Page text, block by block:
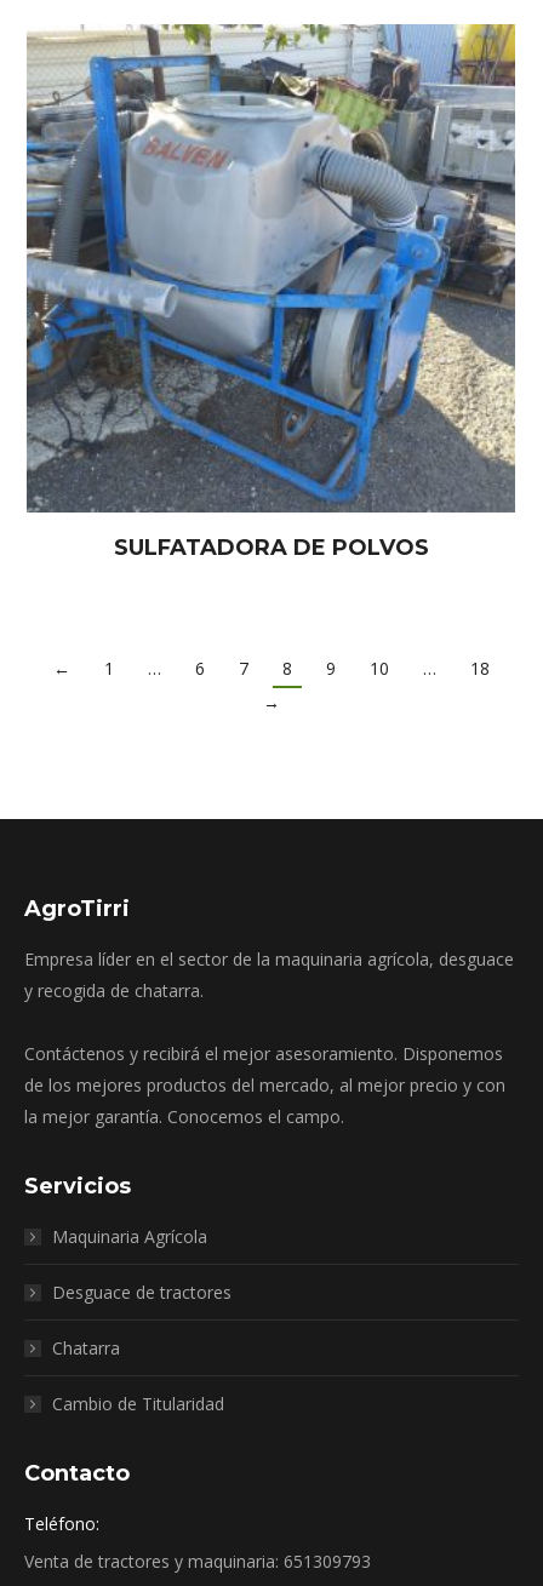
SULFATADORA DE POLVOS
← 1 … 6 7 8 9 10 …
18
→
AgroTirri
Empresa líder en el sector de la maquinaria agrícola, desguace
y recogida de chatarra.
Contáctenos y recibirá el mejor asesoramiento. Disponemos
de los mejores productos del mercado, al mejor precio y con
la mejor garantía. Conocemos el campo.
Servicios
Maquinaria Agrícola
Desguace de tractores
Chatarra
Cambio de Titularidad
Contacto
Teléfono:
Venta de tractores y maquinaria: 651309793